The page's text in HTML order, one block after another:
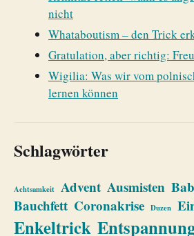
nicht
Whataboutism – den Trick
Gratulation, aber richtig:
Wigilia: Was wir vom
lernen können
Schlagwörter
Achtsamkeit Advent Ausmisten
Bauchfett Coronakrise Duzen
Enkeltrick